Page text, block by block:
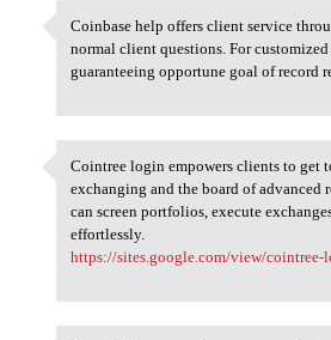
Coinbase help offers client
Coinbase help offers client service
normal client questions. For
guaranteeing opportune goal of record
Cointree login empowers
Cointree login empowers clients to get
exchanging and the board of advanced
can screen portfolios, execute
effortlessly.
https://sites.google.com/view/cointree-